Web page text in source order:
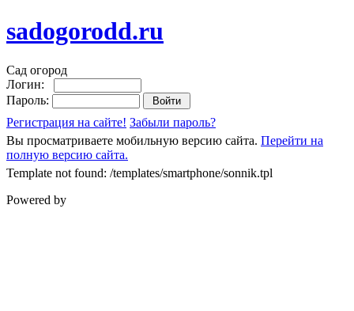
sadogorodd.ru
Сад огород
Логин:
Пароль:
Регистрация на сайте! Забыли пароль?
Вы просматриваете мобильную версию сайта. Перейти на
полную версию сайта.
Template not found: /templates/smartphone/sonnik.tpl
Powered by